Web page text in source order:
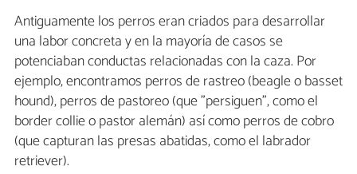
Antiguamente los perros eran criados para desarrollar
una labor concreta y en la mayoría de casos se
potenciaban conductas relacionadas con la caza. Por
ejemplo, encontramos perros de rastreo (beagle o basset
hound), perros de pastoreo (que "persiguen", como el
border collie o pastor alemán) así como perros de cobro
(que capturan las presas abatidas, como el labrador
retriever).